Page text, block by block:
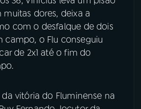
dores, deixa a
com o desfalque de dois
campo, o Flu conseguiu
de 2x1 até o fim do
vitória do Fluminense na